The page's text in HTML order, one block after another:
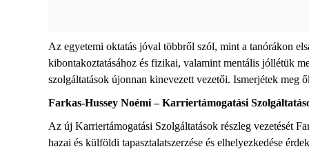
Az egyetemi oktatás jóval többről szól, mint a tanórákon
kibontakoztatásához és fizikai, valamint mentális jóllétük
szolgáltatások újonnan kinevezett vezetői. Ismerjétek meg
Farkas-Hussey Noémi – Karriertámogatási
Az új Karriertámogatási Szolgáltatások részleg vezetését
hazai és külföldi tapasztalatszerzése és elhelyezkedése